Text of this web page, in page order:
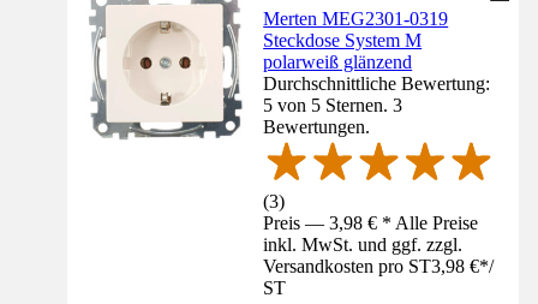
Merten MEG2301-0319
Steckdose System M
polarweiß glänzend
Durchschnittliche Bewertung:
5 von 5 Sternen. 3
Bewertungen.
(3)
Preis — 3,98 € * Alle Preise
inkl. MwSt. und ggf. zzgl.
Versandkosten pro ST3,98 €*/
ST